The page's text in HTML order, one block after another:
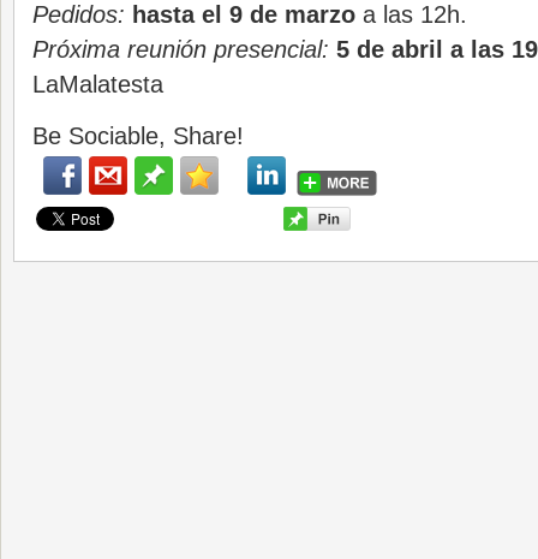
Pedidos: hasta el 9 de marzo a las 12h.
Próxima reunión presencial: 5 de abril a las
LaMalatesta
Be Sociable, Share!